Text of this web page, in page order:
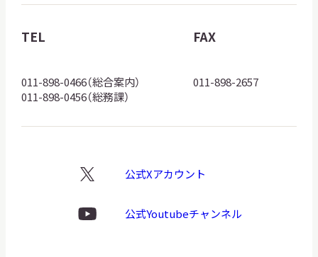
物
館
ゴ
TEL
011-898-0466（総合案内）
011-898-0456（総務課）
FAX
011-898-2657
X
ゴ
公式Xアカウント
Youtube
公式Youtubeチャンネル